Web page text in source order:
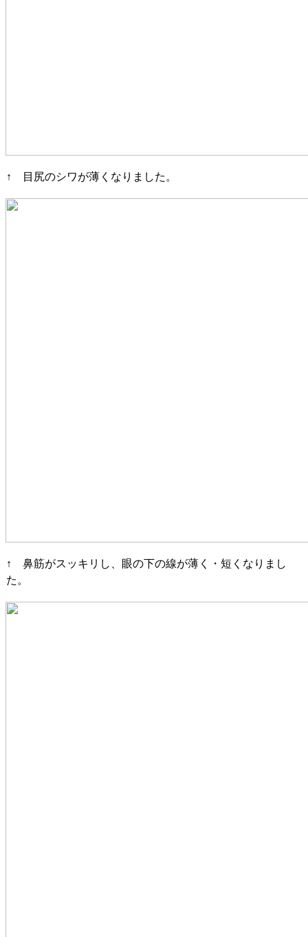
↑ 目尻のシワが薄くなりました。
↑ 鼻筋がスッキリし、眼の下の線が薄く・短くなりまし
た。